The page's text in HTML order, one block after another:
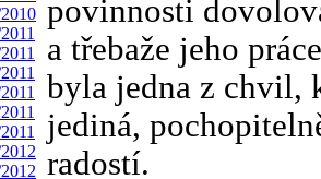
povinnosti
a třebaže jeho
byla jedna z chvil,
jediná,
radostí.